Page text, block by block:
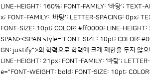
LINE-HEIGHT: 160%; FONT-FAMILY: '바탕';
x; FONT-FAMILY: '바탕'; LETTER-SPACING: 0px;
FONT-SIZE: 10pt; COLOR: #ff0000; LINE-
SPAN><SPAN style="FONT-SIZE: 10pt; COLOR:
GN: justify">의 학력으로 학력에 크게 제한을 두지
LINE-HEIGHT: 21px; FONT-FAMILY: '바탕';
e="FONT-WEIGHT: bold; FONT-SIZE: 10pt;